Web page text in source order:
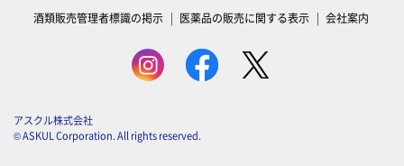
酒類販売管理者標識の掲示
医薬品の販売に関する表示 会社案内
アスクル株式会社
© ASKUL Corporation. All rights reserved.